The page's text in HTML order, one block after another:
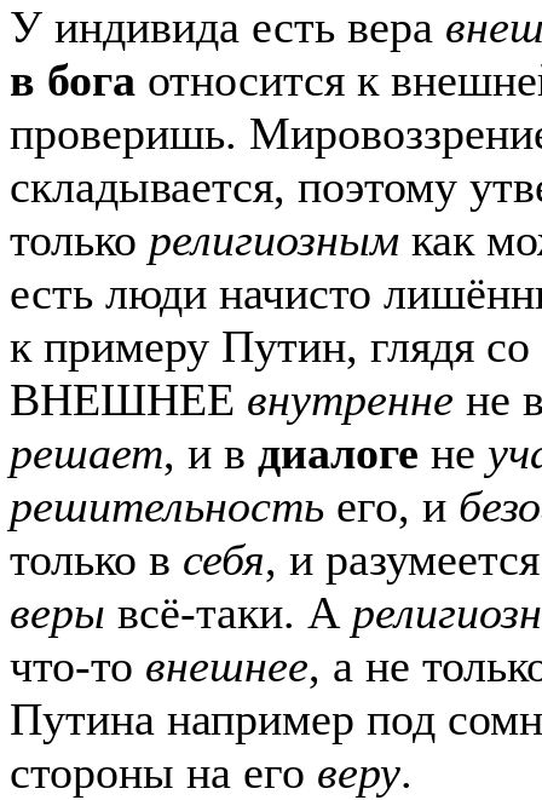
У индивида есть вера
в бога относится к
проверишь.
складывается, поэтому
только религиозным как
есть люди начисто
к примеру Путин, глядя
ВНЕШНЕЕ внутренне не
решает, и в диалоге не
решительность его, и
только в себя, и
веры всё-таки. А
что-то внешнее, а не
Путина например под
стороны на его веру.